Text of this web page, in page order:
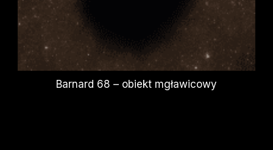
Barnard 68 – obiekt mgławicowy